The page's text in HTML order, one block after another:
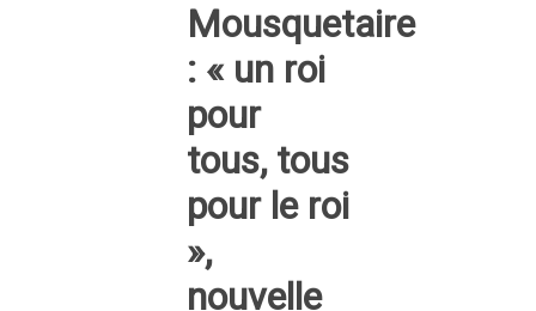
Mousquetaire
: « un roi
pour
tous, tous
pour le roi
»,
nouvelle